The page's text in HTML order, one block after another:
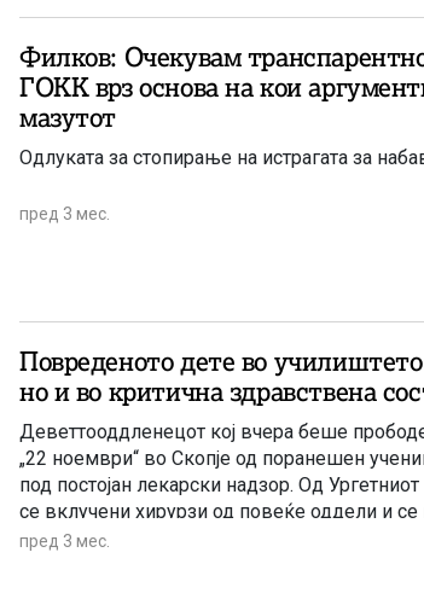
Филков: Очекувам
ГОКК врз основа на кои
мазутот
Одлуката за стопирање на истрагата за
пред 3 мес.
Повреденото дете во
но и во критична здравствена
Деветтооддленецот кој вчера беше
„22 ноември“ во Скопје од поранешен ученик е стабилизиран, но и натаму е
под постојан лекарски надзор. Од
се вклучени хирурзи од повеќе оддели и се прави се за да се подобри
состојбата на детето.
пред 3 мес.